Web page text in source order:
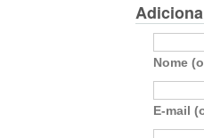
Nome
E-mail